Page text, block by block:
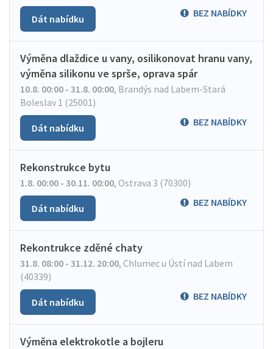
BEZ NABÍDKY
Dát nabídku
Výměna dlaždice u vany, osilikonovat hranu vany,
výměna silikonu ve sprše, oprava spár
10.8. 00:00 - 31.8. 00:00, Brandýs nad Labem-Stará
Boleslav 1 (25001)
BEZ NABÍDKY
Dát nabídku
Rekonstrukce bytu
1.8. 00:00 - 30.11. 00:00, Ostrava 3 (70300)
BEZ NABÍDKY
Dát nabídku
Rekontrukce zděné chaty
31.8. 08:00 - 31.12. 20:00, Chlumec u Ústí nad Labem
(40339)
BEZ NABÍDKY
Dát nabídku
Výměna elektrokotle a bojleru